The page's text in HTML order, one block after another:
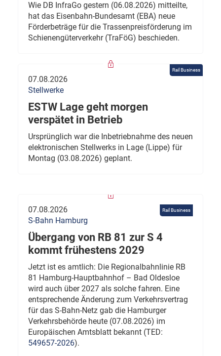
Wie DB InfraGo gestern (06.08.2026) mitteilte,
hat das Eisenbahn-Bundesamt (EBA) neue
Förderbeträge für die Trassenpreisförderung im
Schienengüterverkehr (TraFöG) beschieden.
Rail Business
07.08.2026
Stellwerke
ESTW Lage geht morgen
verspätet in Betrieb
Ursprünglich war die Inbetriebnahme des neuen
elektronischen Stellwerks in Lage (Lippe) für
Montag (03.08.2026) geplant.
Rail Business
07.08.2026
S-Bahn Hamburg
Übergang von RB 81 zur S 4
kommt frühestens 2029
Jetzt ist es amtlich: Die Regionalbahnlinie RB
81 Hamburg-Hauptbahnhof – Bad Oldesloe
wird auch über 2027 als solche fahren. Eine
entsprechende Änderung zum Verkehrsvertrag
für das S-Bahn-Netz gab die Hamburger
Verkehrsbehörde heute (07.08.2026) im
Europäischen Amtsblatt bekannt (TED:
549657-2026).